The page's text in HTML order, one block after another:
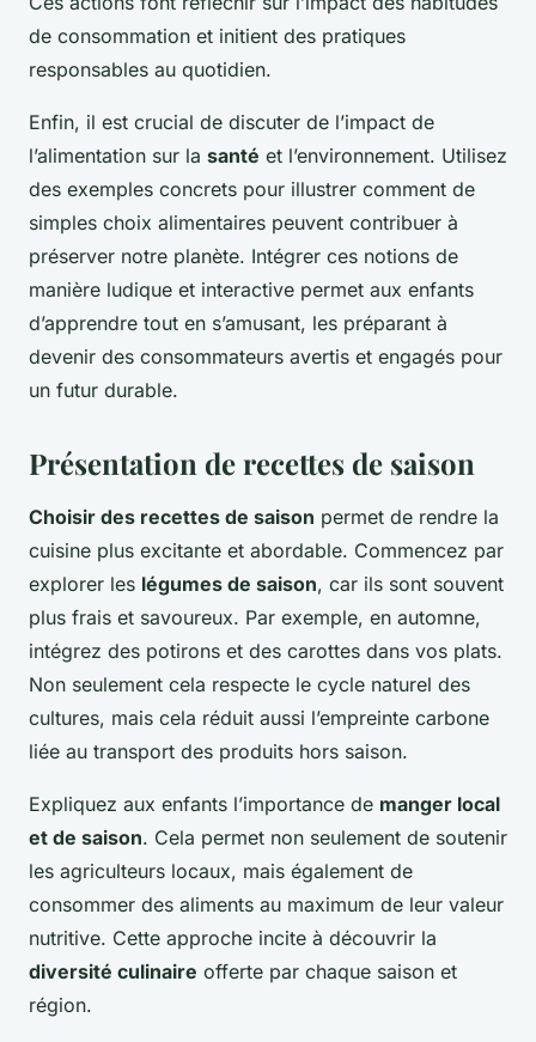
de consommation et initient des pratiques
responsables au quotidien.
Enfin, il est crucial de discuter de l’impact de
l’alimentation sur la santé et l’environnement. Utilisez
des exemples concrets pour illustrer comment de
simples choix alimentaires peuvent contribuer à
préserver notre planète. Intégrer ces notions de
manière ludique et interactive permet aux enfants
d’apprendre tout en s’amusant, les préparant à
devenir des consommateurs avertis et engagés pour
un futur durable.
Présentation de recettes de saison
Choisir des recettes de saison permet de rendre la
cuisine plus excitante et abordable. Commencez par
explorer les légumes de saison, car ils sont souvent
plus frais et savoureux. Par exemple, en automne,
intégrez des potirons et des carottes dans vos plats.
Non seulement cela respecte le cycle naturel des
cultures, mais cela réduit aussi l’empreinte carbone
liée au transport des produits hors saison.
Expliquez aux enfants l’importance de manger local
et de saison. Cela permet non seulement de soutenir
les agriculteurs locaux, mais également de
consommer des aliments au maximum de leur valeur
nutritive. Cette approche incite à découvrir la
diversité culinaire offerte par chaque saison et
région.